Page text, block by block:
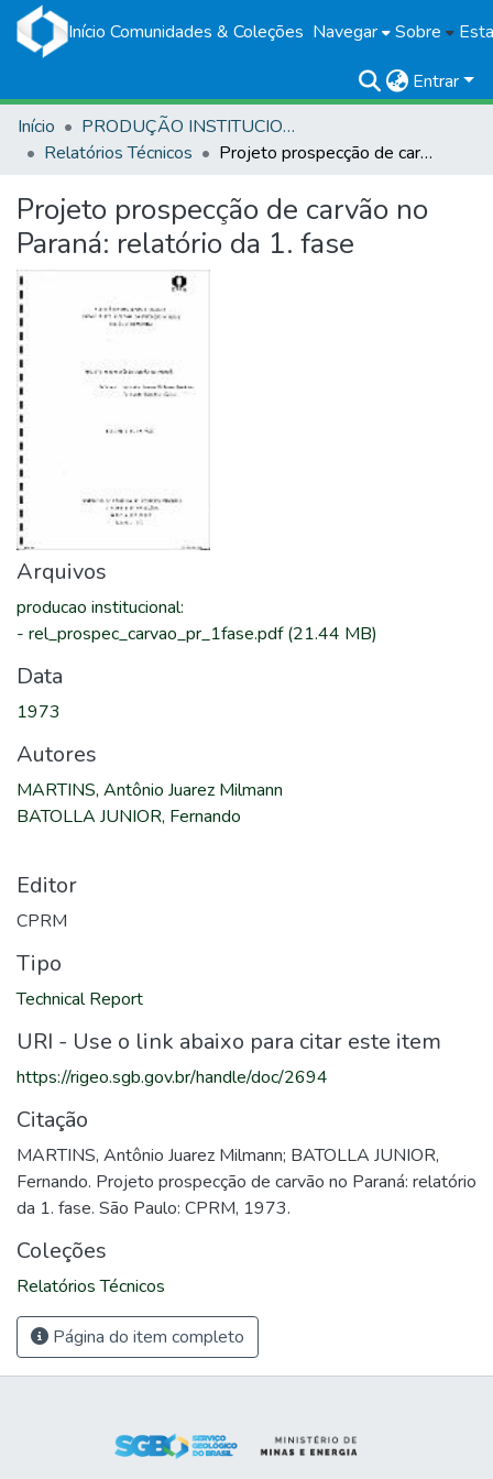
Início Comunidades & Coleções Navegar Sobre
Entrar
Início
PRODUÇÃO INSTITUCIONAL
Relatórios Técnicos
Projeto prospecção de carvão no Paraná: relatório da 1. fase
Projeto prospecção de carvão no
Paraná: relatório da 1. fase
Arquivos
producao institucional:
- rel_prospec_carvao_pr_1fase.pdf(21.44 MB)
Data
1973
Autores
MARTINS, Antônio Juarez Milmann
BATOLLA JUNIOR, Fernando
Editor
CPRM
Tipo
Technical Report
URI - Use o link abaixo para citar este item
https://rigeo.sgb.gov.br/handle/doc/2694
Citação
MARTINS, Antônio Juarez Milmann; BATOLLA JUNIOR,
Fernando. Projeto prospecção de carvão no Paraná: relatório
da 1. fase. São Paulo: CPRM, 1973.
Coleções
Relatórios Técnicos
Página do item completo